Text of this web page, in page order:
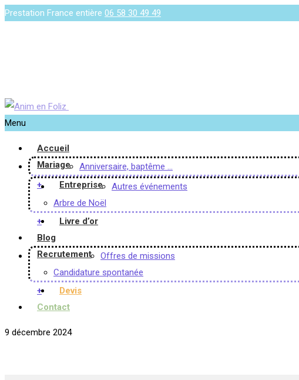
Prestation France entière 06 58 30 49 49
Menu
Accueil
Mariage
Anniversaire, baptême …
+
Entreprise
Autres événements
Arbre de Noël
+
Livre d’or
Blog
Recrutement
Offres de missions
Candidature spontanée
+
Devis
Contact
9 décembre 2024